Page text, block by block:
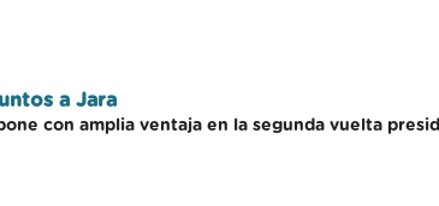
a Jara
con amplia ventaja en la segunda vuelta